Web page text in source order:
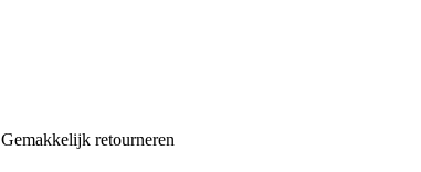
Gemakkelijk retourneren